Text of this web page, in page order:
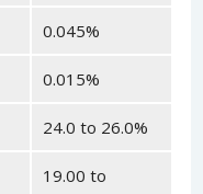
0.045%
0.015%
24.0 to 26.0%
19.00 to